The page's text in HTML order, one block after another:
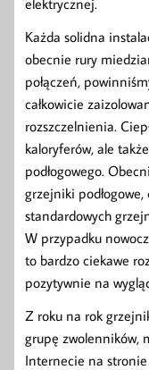
Każda solidna
obecnie rury
połączeń,
całkowicie
rozszczelnienia.
kaloryferów, ale
podłogowego.
grzejniki
standardowych
W przypadku
to bardzo ciekawe
pozytywnie na
Z roku na rok
grupę zwolenników,
Internecie na stronie